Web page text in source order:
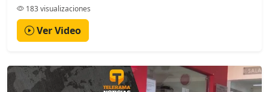
183 visualizaciones
Ver Video